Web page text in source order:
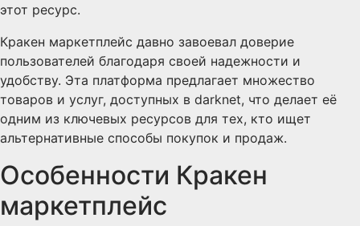
этот ресурс.
Кракен маркетплейс давно завоевал доверие
пользователей благодаря своей надежности и
удобству. Эта платформа предлагает множество
товаров и услуг, доступных в darknet, что делает её
одним из ключевых ресурсов для тех, кто ищет
альтернативные способы покупок и продаж.
Особенности Кракен
маркетплейс